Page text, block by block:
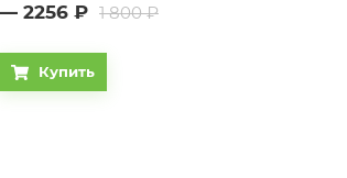
2256 ₽ 1 800 ₽
Купить